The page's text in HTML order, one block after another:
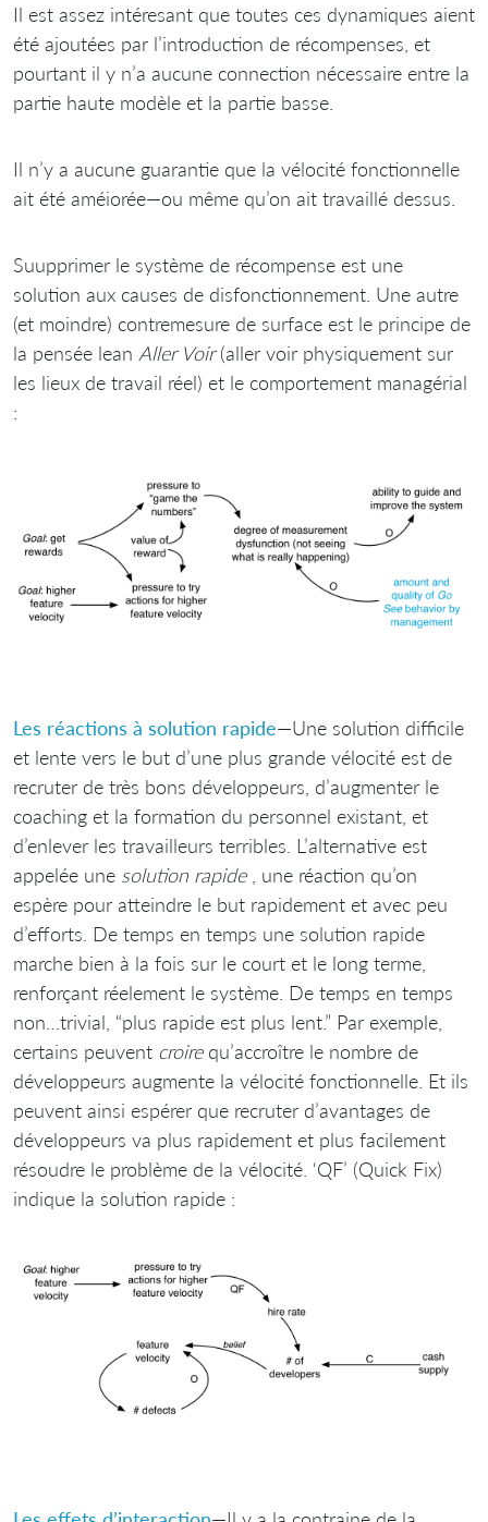
Il est assez intéresant que toutes ces dynamiques aient
été ajoutées par l’introduction de récompenses, et
pourtant il y n’a aucune connection nécessaire entre la
partie haute modèle et la partie basse.
Il n’y a aucune guarantie que la vélocité fonctionnelle
ait été améiorée—ou même qu’on ait travaillé dessus.
Suupprimer le système de récompense est une
solution aux causes de disfonctionnement. Une autre
(et moindre) contremesure de surface est le principe de
la pensée lean Aller Voir(aller voir physiquement sur
les lieux de travail réel) et le comportement managérial
:
Les réactions à solution rapide—Une solution difficile
et lente vers le but d’une plus grande vélocité est de
recruter de très bons développeurs, d’augmenter le
coaching et la formation du personnel existant, et
d’enlever les travailleurs terribles. L’alternative est
appelée une solution rapide, une réaction qu’on
espère pour atteindre le but rapidement et avec peu
d’efforts. De temps en temps une solution rapide
marche bien à la fois sur le court et le long terme,
renforçant réelement le système. De temps en temps
non…trivial, “plus rapide est plus lent.” Par exemple,
certains peuvent croirequ’accroître le nombre de
développeurs augmente la vélocité fonctionnelle. Et ils
peuvent ainsi espérer que recruter d’avantages de
développeurs va plus rapidement et plus facilement
résoudre le problème de la vélocité. ‘QF’ (Quick Fix)
indique la solution rapide :